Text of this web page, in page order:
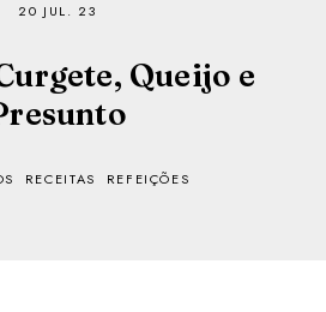
20 JUL. 23
Queijo e
RECEITAS REFEIÇÕES